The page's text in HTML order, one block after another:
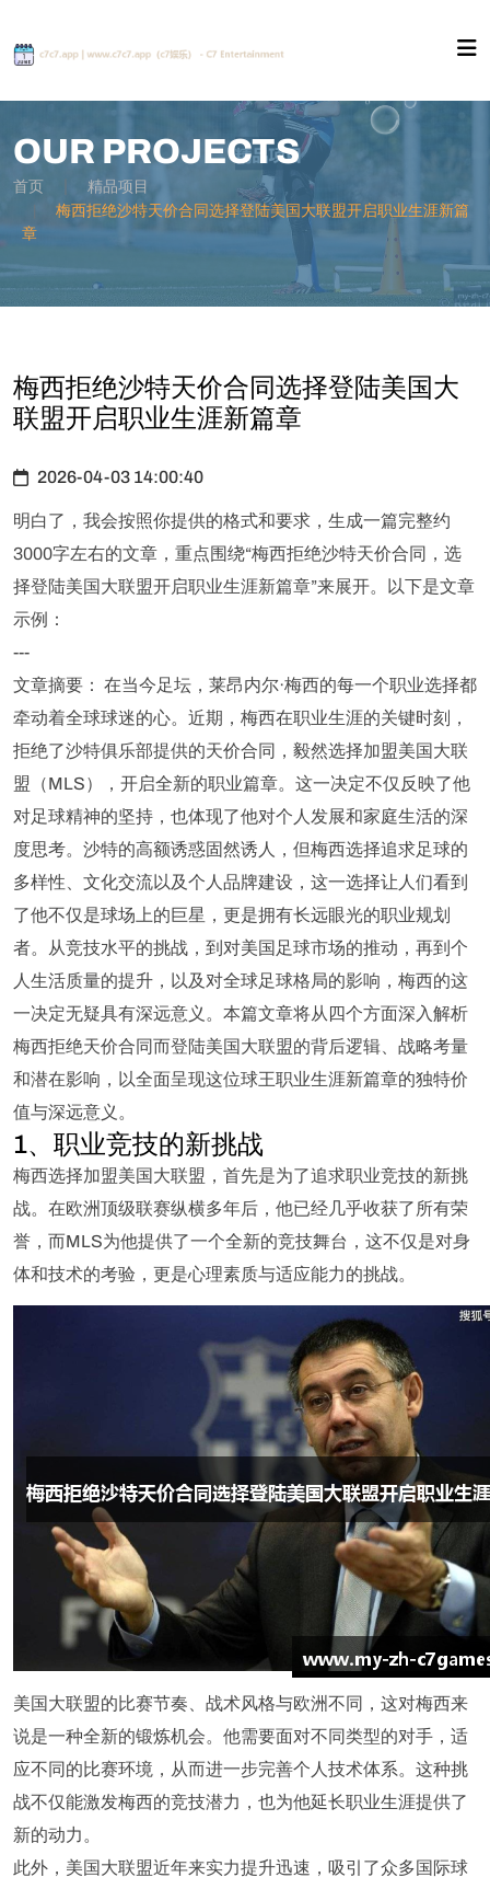
OUR PROJECTS
首页
精品项目
梅西拒绝沙特天价合同选择登陆美国大联盟开启职业生涯新篇
章
梅西拒绝沙特天价合同选择登陆美国大
联盟开启职业生涯新篇章
2026-04-03 14:00:40
明白了，我会按照你提供的格式和要求，生成一篇完整约
3000字左右的文章，重点围绕“梅西拒绝沙特天价合同，选
择登陆美国大联盟开启职业生涯新篇章”来展开。以下是文章
示例：
---
文章摘要： 在当今足坛，莱昂内尔·梅西的每一个职业选择都
牵动着全球球迷的心。近期，梅西在职业生涯的关键时刻，
拒绝了沙特俱乐部提供的天价合同，毅然选择加盟美国大联
盟（MLS），开启全新的职业篇章。这一决定不仅反映了他
对足球精神的坚持，也体现了他对个人发展和家庭生活的深
度思考。沙特的高额诱惑固然诱人，但梅西选择追求足球的
多样性、文化交流以及个人品牌建设，这一选择让人们看到
了他不仅是球场上的巨星，更是拥有长远眼光的职业规划
者。从竞技水平的挑战，到对美国足球市场的推动，再到个
人生活质量的提升，以及对全球足球格局的影响，梅西的这
一决定无疑具有深远意义。本篇文章将从四个方面深入解析
梅西拒绝天价合同而登陆美国大联盟的背后逻辑、战略考量
和潜在影响，以全面呈现这位球王职业生涯新篇章的独特价
值与深远意义。
1、职业竞技的新挑战
梅西选择加盟美国大联盟，首先是为了追求职业竞技的新挑
战。在欧洲顶级联赛纵横多年后，他已经几乎收获了所有荣
誉，而MLS为他提供了一个全新的竞技舞台，这不仅是对身
体和技术的考验，更是心理素质与适应能力的挑战。
美国大联盟的比赛节奏、战术风格与欧洲不同，这对梅西来
说是一种全新的锻炼机会。他需要面对不同类型的对手，适
应不同的比赛环境，从而进一步完善个人技术体系。这种挑
战不仅能激发梅西的竞技潜力，也为他延长职业生涯提供了
新的动力。
此外，美国大联盟近年来实力提升迅速，吸引了众多国际球